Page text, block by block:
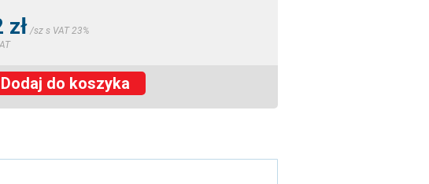
zł /sz s VAT 23%
Dodaj do koszyka